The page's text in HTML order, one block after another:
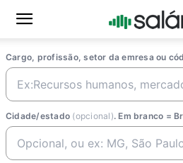
Cargo, profissão, setor da emresa ou
Cidade/estado (opcional). Em branco =